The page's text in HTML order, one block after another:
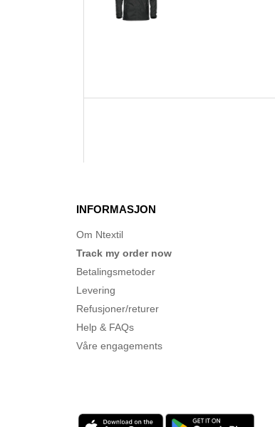
INFORMASJON
Om Ntextil
Track my order now
Betalingsmetoder
Levering
Refusjoner/returer
Help & FAQs
Våre engagements